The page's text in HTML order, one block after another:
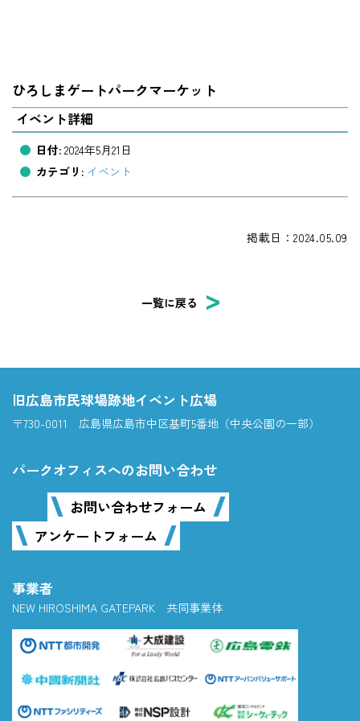
ひろしまゲートパークマーケット
イベント詳細
日付: 2024年5月21日
カテゴリ: イベント
掲載日：2024.05.09
一覧に戻る
旧広島市民球場跡地イベント広場
〒730-0011 広島県広島市中区基町5番地（中央公園の一部）
パークオフィスへのお問い合わせ
お問い合わせフォーム
アンケートフォーム
事業者
NEW HIROSHIMA GATEPARK 共同事業体